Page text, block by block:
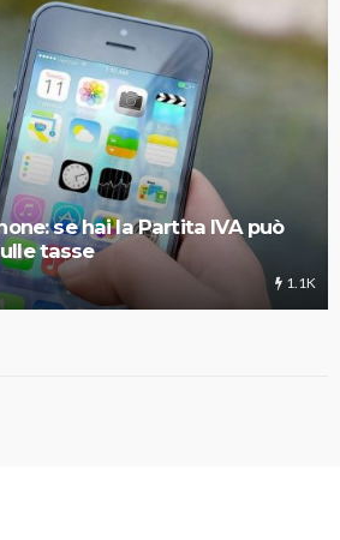
se hai la Partita IVA può
tasse
1.1K